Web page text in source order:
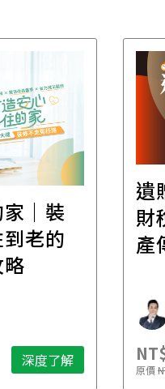
｜裝
老的
深度了解
遺
財
產
原價